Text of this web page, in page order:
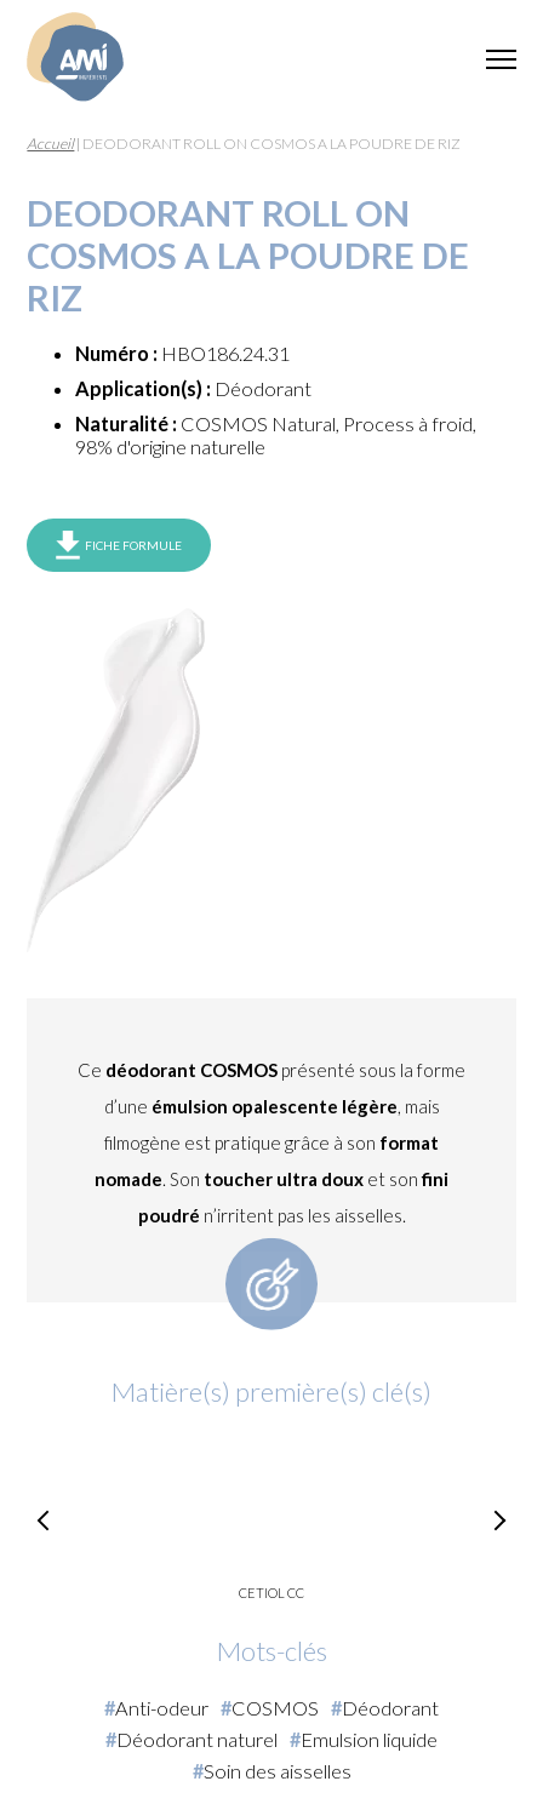
Accueil| DEODORANT ROLL ON COSMOS A LA POUDRE DE RIZ
DEODORANT ROLL ON
COSMOS A LA POUDRE DE
RIZ
Numéro : HBO186.24.31
Application(s) : Déodorant
Naturalité : COSMOS Natural, Process à froid,
98% d'origine naturelle
FICHE FORMULE
Ce déodorant COSMOS présenté sous la forme
d’une émulsion opalescente légère, mais
filmogène est pratique grâce à son format
nomade. Son toucher ultra doux et sonfini
poudré n’irritent pas les aisselles.
Matière(s) première(s) clé(s)
CETIOL CC
Mots-clés
Anti-odeur COSMOS
Déodorant
Déodorant naturel
Emulsion liquide
Soin des aisselles